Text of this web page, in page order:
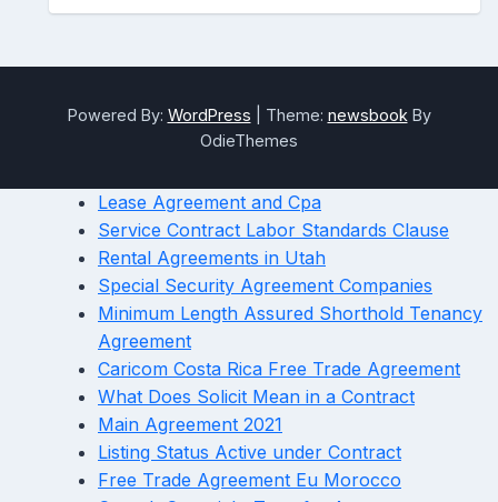
Powered By: WordPress Theme: newsbook By
OdieThemes
Lease Agreement and Cpa
Service Contract Labor Standards Clause
Rental Agreements in Utah
Special Security Agreement Companies
Minimum Length Assured Shorthold Tenancy
Agreement
Caricom Costa Rica Free Trade Agreement
What Does Solicit Mean in a Contract
Main Agreement 2021
Listing Status Active under Contract
Free Trade Agreement Eu Morocco